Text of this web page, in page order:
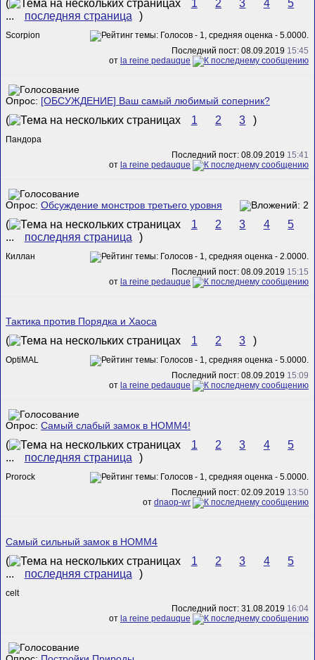
( 1 2 3 4
5
...
последняя страница )
Scorpion
Последний пост: 08.09.2019 15:45
от la reine pedauque
Опрос: [ОБСУЖДЕНИЕ] Ваш самый любимый соперник?
( 1 2 3 )
Пандора
Последний пост: 08.09.2019 15:41
от la reine pedauque
Опрос: Обсуждение монстров третьего уровня
( 1 2 3 4
5
...
последняя страница )
Киллан
Последний пост: 08.09.2019 15:15
от la reine pedauque
Тактика против Порядка и Хаоса
( 1 2 3 )
OptiMAL
Последний пост: 08.09.2019 15:09
от la reine pedauque
Опрос: Самый слабый замок в HOMM4!
( 1 2 3 4
5
...
последняя страница )
Prorock
Последний пост: 02.09.2019 13:50
от dnaop-wr
Самый сильный замок в HOMM4
( 1 2 3 4
5
...
последняя страница )
celt
Последний пост: 31.08.2019 16:04
от la reine pedauque